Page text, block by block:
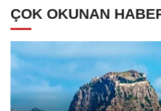
ÇOK OKUNAN